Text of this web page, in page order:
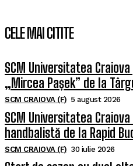
CELE MAI CITITE
SCM Universitatea
„Mircea Pașek” de la
SCM CRAIOVA (F) 5 august 2026
SCM Universitatea
handbalistă de la Rapid
SCM CRAIOVA (F) 30 iulie 2026